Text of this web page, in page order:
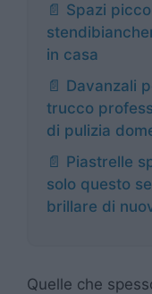
📄 Spazi
in casa
📄 Davanzali
trucco
di pulizia
📄 Piastrelle
solo questo
brillare di
Quelle che